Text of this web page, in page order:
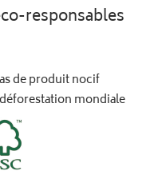
responsables
de produit nocif
mondiale